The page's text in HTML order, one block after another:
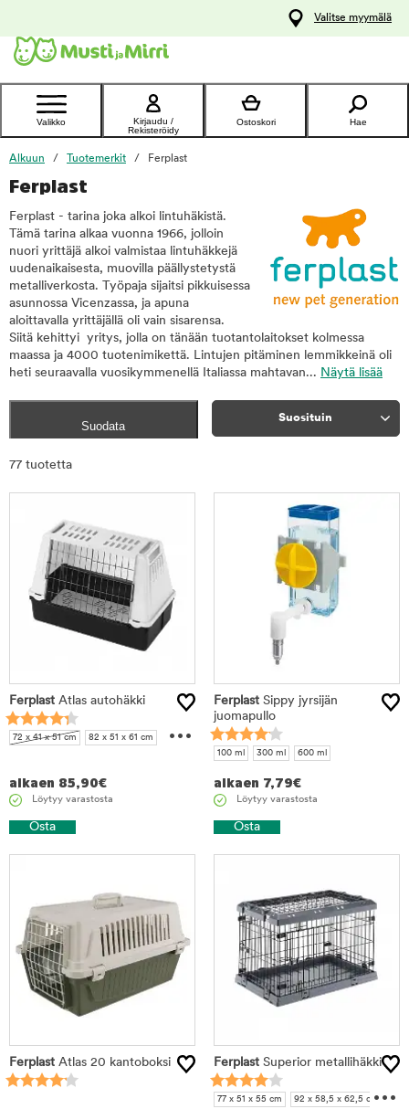
Ota yhteyttä
asiakaspalveluun
Valitse myymälä
Valikko
Kirjaudu /
Rekisteröidy
Ostoskori Hae
Alkuun Tuotemerkit Ferplast
Ferplast
Ferplast - tarina joka alkoi lintuhäkistä.
Tämä tarina alkaa vuonna 1966, jolloin
nuori yrittäjä alkoi valmistaa lintuhäkkejä
uudenaikaisesta, muovilla päällystetystä
metalliverkosta. Työpaja sijaitsi pikkuisessa
asunnossa Vicenzassa, ja apuna
aloittavalla yrittäjällä oli vain sisarensa.
Siitä kehittyi yritys, jolla on tänään tuotantolaitokset kolmessa
maassa ja 4000 tuotenimikettä. Lintujen pitäminen lemmikkeinä oli
heti seuraavalla vuosikymmenellä Italiassa mahtavan... Näytä lisää
Suodata
Suosituin
77 tuotetta
Ferplast Atlas autohäkki
72 x 41 x 51 cm
82 x 51 x 61 cm
...
alkaen 85,90€
Löytyy varastosta
Osta
Ferplast Sippy jyrsijän
juomapullo
100 ml 300 ml 600 ml
alkaen 7,79€
Löytyy varastosta
Osta
Ferplast Atlas 20 kantoboksi Ferplast Superior metallihäkki
77 x 51 x 55 cm
92 x 58,5 x 62,5 cm...